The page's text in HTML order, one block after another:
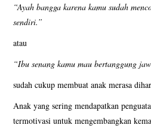
“Ayah bangga karena kamu sudah
sendiri.”
atau
“Ibu senang kamu mau bertanggung
sudah cukup membuat anak merasa
Anak yang sering mendapatkan
termotivasi untuk mengembangkan